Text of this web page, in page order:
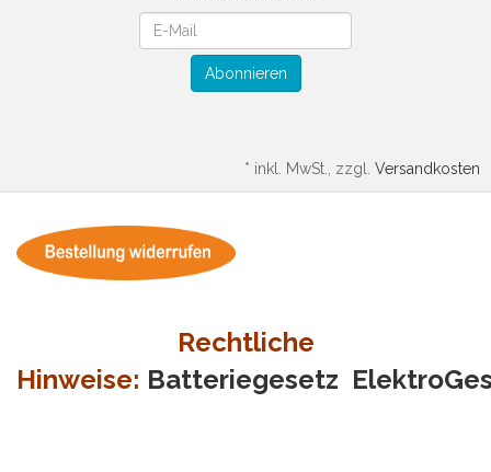
Abonnieren
* inkl. MwSt., zzgl. Versandkosten
Rechtliche
Hinweise: Batteriegesetz